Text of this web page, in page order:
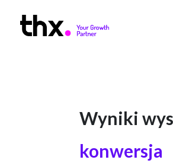
Wyniki
konwersja